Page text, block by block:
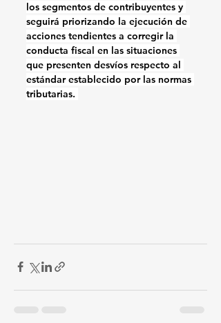
los segmentos de contribuyentes y
seguirá priorizando la ejecución de
acciones tendientes a corregir la
conducta fiscal en las situaciones
que presenten desvíos respecto al
estándar establecido por las normas
tributarias.